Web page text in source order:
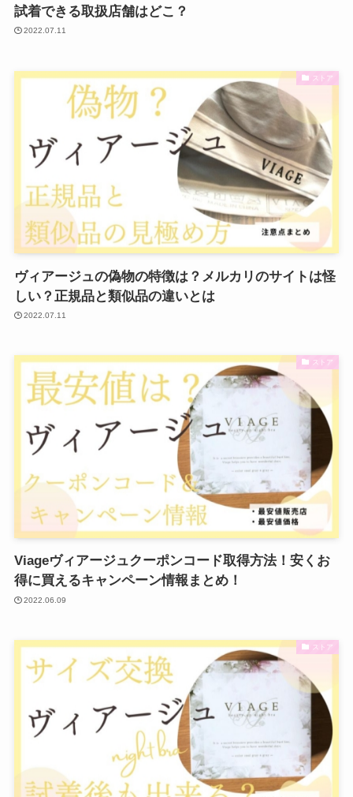
試着できる取扱店舗はどこ？
2022.07.11
ストア
ヴィアージュの偽物の特徴は？メルカリのサイトは怪
しい？正規品と類似品の違いとは
2022.07.11
ストア
Viageヴィアージュクーポンコード取得方法！安くお
得に買えるキャンペーン情報まとめ！
2022.06.09
ストア